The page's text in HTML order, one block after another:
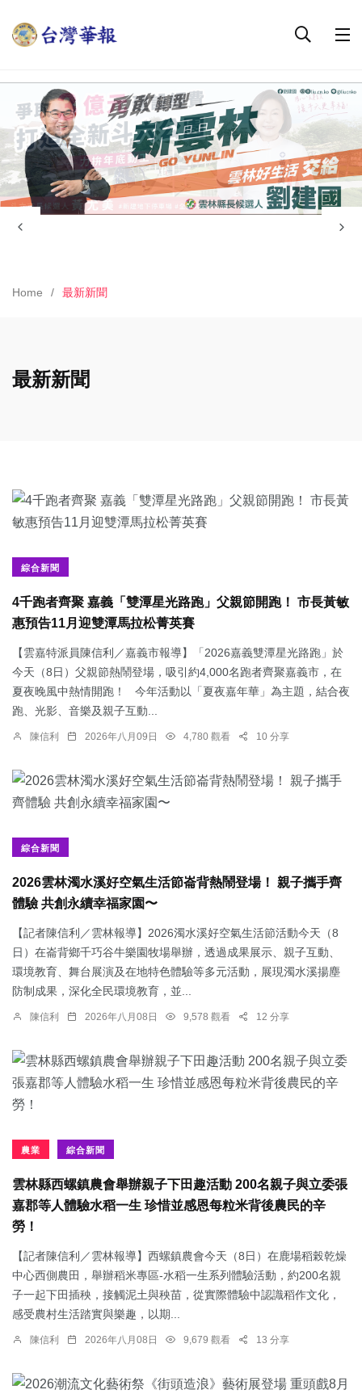
Home 最新新聞
最新新聞
綜合新聞
4千跑者齊聚 嘉義「雙潭星光路跑」父親節開跑！ 市長黃敏
惠預告11月迎雙潭馬拉松菁英賽
【雲嘉特派員陳信利／嘉義市報導】「2026嘉義雙潭星光路跑」於
今天（8日）父親節熱鬧登場，吸引約4,000名跑者齊聚嘉義市，在
夏夜晚風中熱情開跑！ 今年活動以「夏夜嘉年華」為主題，結合夜
跑、光影、音樂及親子互動...
陳信利 2026年八月09日 4,780 觀看 10 分享
綜合新聞
2026雲林濁水溪好空氣生活節崙背熱鬧登場！ 親子攜手齊
體驗 共創永續幸福家園〜
【記者陳信利／雲林報導】2026濁水溪好空氣生活節活動今天（8
日）在崙背鄉千巧谷牛樂園牧場舉辦，透過成果展示、親子互動、
環境教育、舞台展演及在地特色體驗等多元活動，展現濁水溪揚塵
防制成果，深化全民環境教育，並...
陳信利 2026年八月08日 9,578 觀看 12 分享
農業 綜合新聞
雲林縣西螺鎮農會舉辦親子下田趣活動 200名親子與立委張
嘉郡等人體驗水稻一生 珍惜並感恩每粒米背後農民的辛
勞！
【記者陳信利／雲林報導】西螺鎮農會今天（8日）在鹿場稻榖乾燥
中心西側農田，舉辦稻米專區-水稻一生系列體驗活動，約200名親
子一起下田插秧，接觸泥土與秧苗，從實際體驗中認識稻作文化，
感受農村生活踏實與樂趣，以期...
陳信利 2026年八月08日 9,679 觀看 13 分享